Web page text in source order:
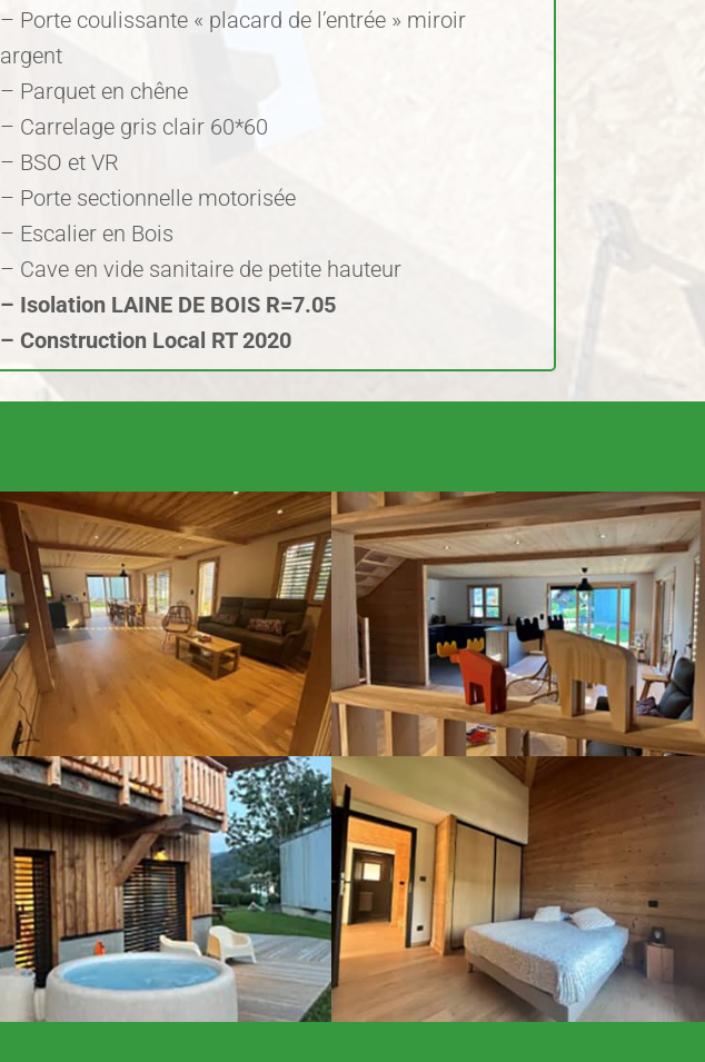
– Porte coulissante « placard de l’entrée » miroir
argent
– Parquet en chêne
– Carrelage gris clair 60*60
– BSO et VR
– Porte sectionnelle motorisée
– Escalier en Bois
– Cave en vide sanitaire de petite hauteur
– Isolation LAINE DE BOIS R=7.05
– Construction Local RT 2020